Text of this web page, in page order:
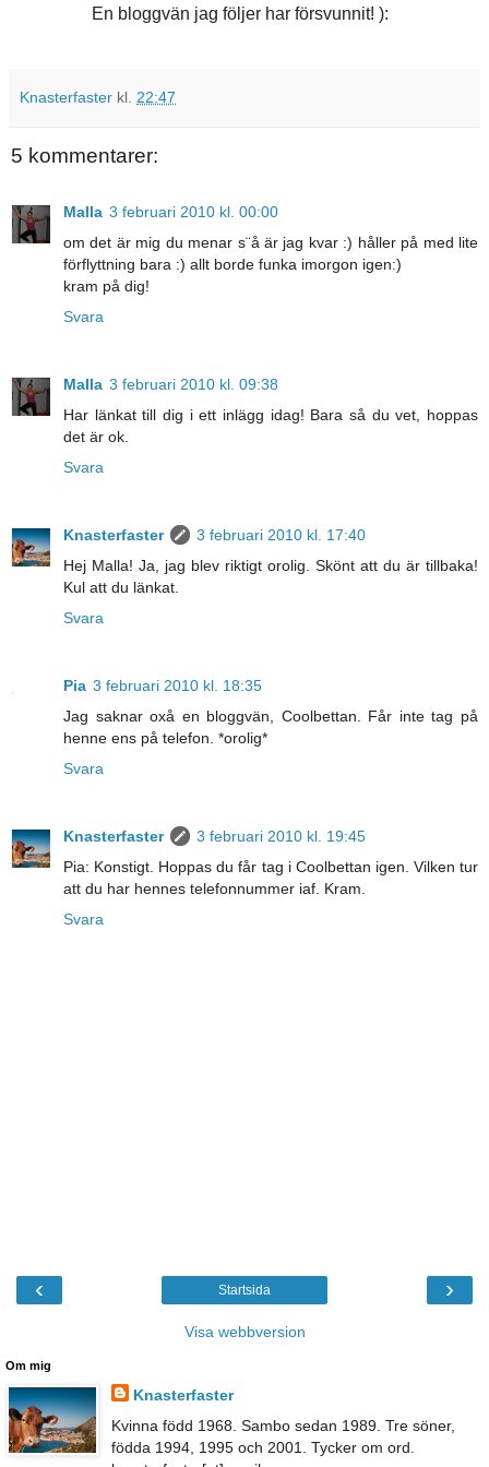
En bloggvän jag följer har försvunnit! ):
Knasterfaster kl. 22:47
5 kommentarer:
Malla 3 februari 2010 kl. 00:00
om det är mig du menar s¨å är jag kvar :) håller på med lite
förflyttning bara :) allt borde funka imorgon igen:)
kram på dig!
Svara
Malla 3 februari 2010 kl. 09:38
Har länkat till dig i ett inlägg idag! Bara så du vet, hoppas
det är ok.
Svara
Knasterfaster
3 februari 2010 kl. 17:40
Hej Malla! Ja, jag blev riktigt orolig. Skönt att du är tillbaka!
Kul att du länkat.
Svara
Pia 3 februari 2010 kl. 18:35
Jag saknar oxå en bloggvän, Coolbettan. Får inte tag på
henne ens på telefon. *orolig*
Svara
Knasterfaster
3 februari 2010 kl. 19:45
Pia: Konstigt. Hoppas du får tag i Coolbettan igen. Vilken tur
att du har hennes telefonnummer iaf. Kram.
Svara
‹ ›
Startsida
Visa webbversion
Om mig
Knasterfaster
Kvinna född 1968. Sambo sedan 1989. Tre söner,
födda 1994, 1995 och 2001. Tycker om ord.